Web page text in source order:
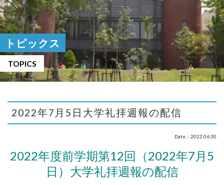
トピックス
TOPICS
2022年7月5日大学礼拝週報の配信
Date：2022.06.30
2022年度前学期第12回（2022年7月5
日）大学礼拝週報の配信